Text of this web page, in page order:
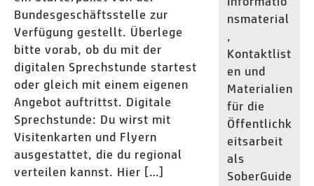
Bundesgeschäftsstelle zur
Verfügung gestellt. Überlege
bitte vorab, ob du mit der
digitalen Sprechstunde startest
oder gleich mit einem eigenen
Angebot auftrittst. Digitale
Sprechstunde: Du wirst mit
Visitenkarten und Flyern
ausgestattet, die du regional
verteilen kannst. Hier […]
nsmaterial
,
Kontaktlist
en und
Materialien
für die
Öffentlichk
eitsarbeit
als
SoberGuide